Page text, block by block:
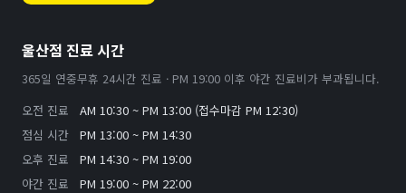
울산점 진료 시간
365일 연중무휴 24시간 진료 · PM 19:00 이후 야간 진료비가 부과됩니다.
오전 진료
AM 10:30 ~ PM 13:00 (접수마감 PM 12:30)
점심 시간
PM 13:00 ~ PM 14:30
오후 진료
PM 14:30 ~ PM 19:00
야간 진료
PM 19:00 ~ PM 22:00